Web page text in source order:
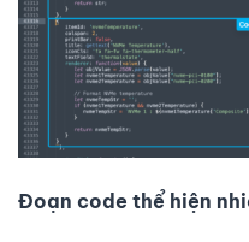
Đoạn code thể hiện